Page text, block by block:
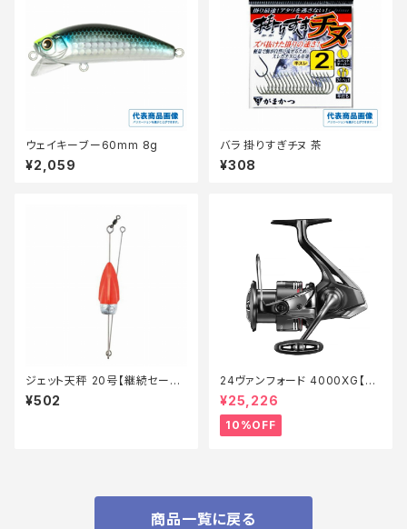
ウェイキーブー60mm 8g
¥2,059
バラ 掛りすぎチヌ 茶
¥308
ジェット天秤 20号【継続セール_
仕掛】
¥502
24ヴァンフォード 4000XG【継
続セール_リール】【10】
¥25,226
10%OFF
商品一覧に戻る